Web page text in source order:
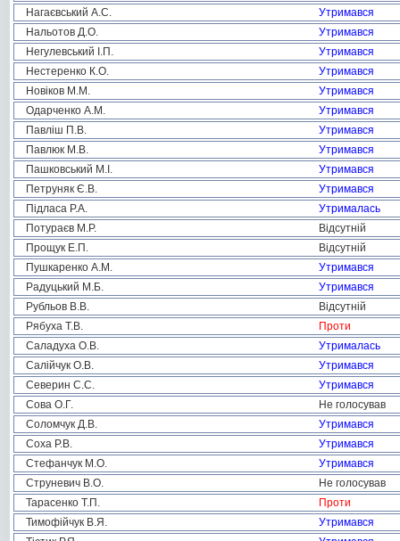
Нагаєвський А.С.
Утримався
Нальотов Д.О.
Утримався
Негулевський І.П.
Утримався
Нестеренко К.О.
Утримався
Новіков М.М.
Утримався
Одарченко А.М.
Утримався
Павліш П.В.
Утримався
Павлюк М.В.
Утримався
Пашковський М.І.
Утримався
Петруняк Є.В.
Утримався
Підласа Р.А.
Утрималась
Потураєв М.Р.
Відсутній
Прощук Е.П.
Відсутній
Пушкаренко А.М.
Утримався
Радуцький М.Б.
Утримався
Рубльов В.В.
Відсутній
Рябуха Т.В.
Проти
Саладуха О.В.
Утрималась
Салійчук О.В.
Утримався
Северин С.С.
Утримався
Сова О.Г.
Не голосував
Соломчук Д.В.
Утримався
Соха Р.В.
Утримався
Стефанчук М.О.
Утримався
Струневич В.О.
Не голосував
Тарасенко Т.П.
Проти
Тимофійчук В.Я.
Утримався